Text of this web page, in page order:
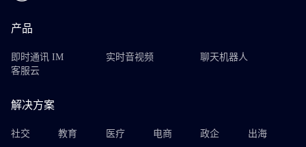
产品
即时通讯 IM 实时音视频
聊天机器人
客服云
解决方案
社交 教育 医疗 电商 政企 出海